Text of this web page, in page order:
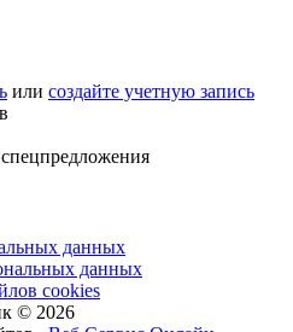
или создайте учетную запись
данных
данных
cookies
© 2026